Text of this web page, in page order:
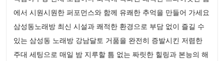
에서 시원시원한 퍼포먼스와 함께 유쾌한 추억을 만들어 가세요
삼성동노래방 최신 시설과 쾌적한 환경으로 부담 없이 즐길 수
있는 삼성동 노래방 강남달토 거품을 완전히 증발시킨 저렴한
주대 세팅으로 매일 밤 지루할 틈 없는 짜릿한 힐링과 본능의 해